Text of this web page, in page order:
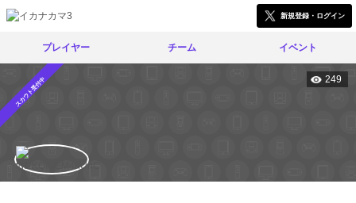
新規登録・ログイン
プレイヤー チーム イベント
スカウト受付中 249